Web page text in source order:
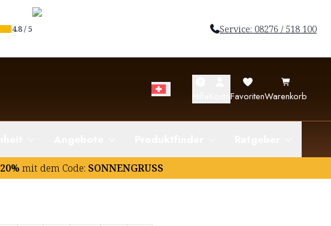
4.8/5 Service: 08276 / 518 100
FavoritenWarenkorb
20% mit dem Code: SONNENGRUSS